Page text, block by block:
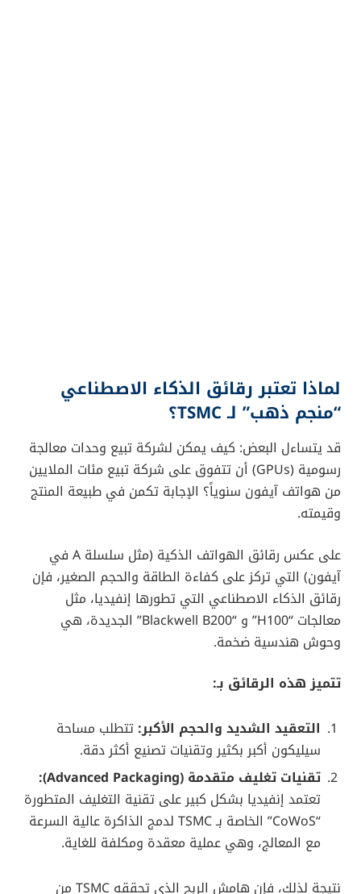
لماذا تعتبر رقائق الذكاء الاصطناعي
“منجم ذهب” لـ TSMC؟
قد يتساءل البعض: كيف يمكن لشركة تبيع وحدات معالجة
رسومية (GPUs) أن تتفوق على شركة تبيع مئات الملايين
من هواتف آيفون سنوياً؟ الإجابة تكمن في طبيعة المنتج
وقيمته.
على عكس رقائق الهواتف الذكية (مثل سلسلة A في
آيفون) التي تركز على كفاءة الطاقة والحجم الصغير، فإن
رقائق الذكاء الاصطناعي التي تطورها إنفيديا، مثل
معالجات “H100” و “Blackwell B200” الجديدة، هي
وحوش هندسية ضخمة.
تتميز هذه الرقائق بـ:
التعقيد الشديد والحجم الأكبر: تتطلب مساحة
سيليكون أكبر بكثير وتقنيات تصنيع أكثر دقة.
تقنيات تغليف متقدمة (Advanced Packaging):
تعتمد إنفيديا بشكل كبير على تقنية التغليف المتطورة
“CoWoS” الخاصة بـ TSMC لدمج الذاكرة عالية السرعة
مع المعالج، وهي عملية معقدة ومكلفة للغاية.
نتيجة لذلك، فإن هامش الربح الذي تحققه TSMC من